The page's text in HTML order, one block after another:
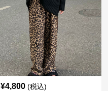
¥4,800 (税込)